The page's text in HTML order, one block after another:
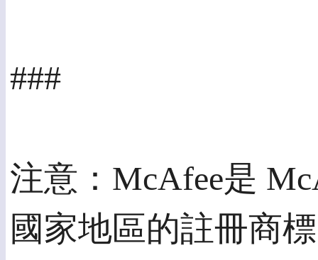
###
注意：McAfee是
國家地區的註冊商